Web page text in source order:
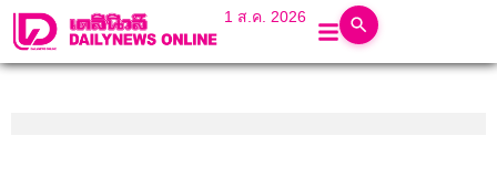
1 ส.ค. 2026